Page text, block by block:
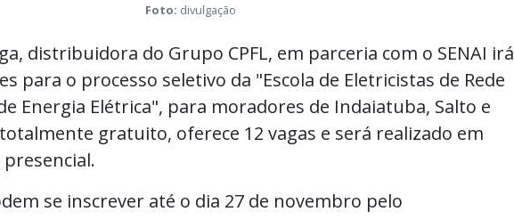
Foto: divulgação
distribuidora do Grupo CPFL, em parceria com o SENAI irá
para o processo seletivo da "Escola de Eletricistas de Rede
Energia Elétrica", para moradores de Indaiatuba, Salto e
gratuito, oferece 12 vagas e será realizado em
se inscrever até o dia 27 de novembro pelo